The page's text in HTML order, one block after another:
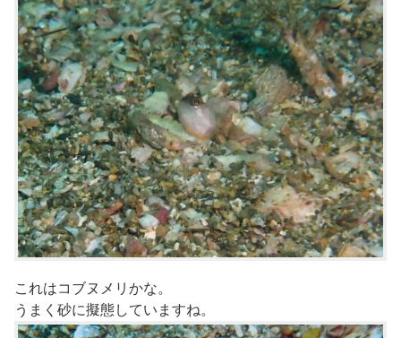
これはコブヌメリかな。
うまく砂に擬態していますね。